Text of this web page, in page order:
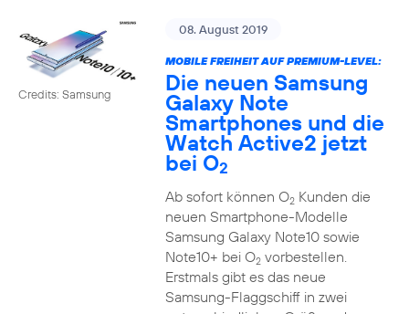
Credits: Samsung
08. August 2019
MOBILE FREIHEIT AUF PREMIUM-LEVEL:
Die neuen Samsung
Galaxy Note
Smartphones und die
Watch Active2 jetzt
bei O2
Ab sofort können O2Kunden die
neuen Smartphone-Modelle
Samsung Galaxy Note10 sowie
Note10+ bei O2vorbestellen.
Erstmals gibt es das neue
Samsung-Flaggschiff in zwei